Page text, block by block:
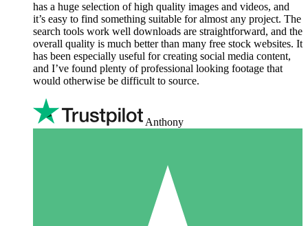
has a huge selection of high quality images and videos, and
it’s easy to find something suitable for almost any project. The
search tools work well downloads are straightforward, and the
overall quality is much better than many free stock websites. It
has been especially useful for creating social media content,
and I’ve found plenty of professional looking footage that
would otherwise be difficult to source.
Anthony